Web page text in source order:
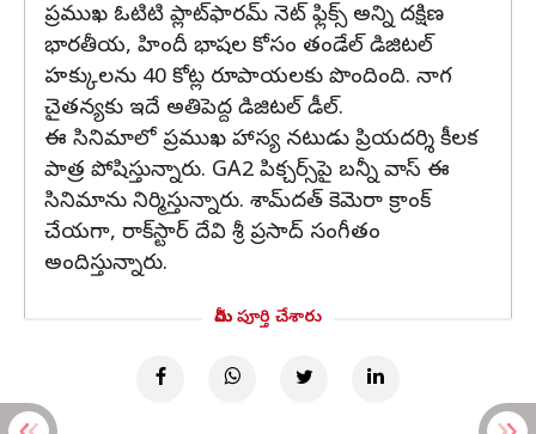
ప్రముఖ ఓటిటి ప్లాట్‌ఫారమ్ నెట్ ఫ్లిక్స్ అన్ని దక్షిణ
భారతీయ, హిందీ భాషల కోసం తండేల్ డిజిటల్
హక్కులను 40 కోట్ల రూపాయలకు పొందింది. నాగ
చైతన్యకు ఇదే అతిపెద్ద డిజిటల్ డీల్.
ఈ సినిమాలో ప్రముఖ హాస్య నటుడు ప్రియదర్శి కీలక
పాత్ర పోషిస్తున్నారు. GA2 పిక్చర్స్‌పై బన్నీ వాస్ ఈ
సినిమాను నిర్మిస్తున్నారు. శామ్‌దత్ కెమెరా క్రాంక్
చేయగా, రాక్‌స్టార్ దేవి శ్రీ ప్రసాద్ సంగీతం
అందిస్తున్నారు.
మీరు పూర్తి చేశారు